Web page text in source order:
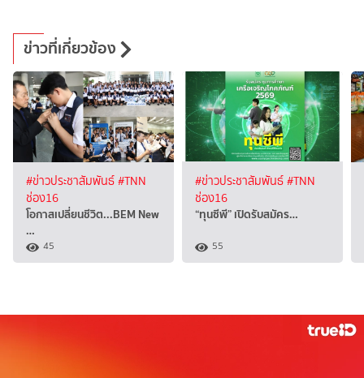
ข่าวที่เกี่ยวข้อง
#ข่าวประชาสัมพันธ์#TNN
ช่อง16
โอกาสเปลี่ยนชีวิต...BEM New
…
45
#ข่าวประชาสัมพันธ์#TNN
ช่อง16
“ทุนซีพี” เปิดรับสมัคร…
55